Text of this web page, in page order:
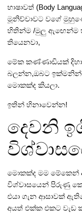
භාෂාවත්‌ (Body
මූනිච්චාවට වගේ
හිතින්ම /මුලු ඇඟෙන්ම
තියෙනවා,
මේක කණ්ණාඩියක්‌ දිහා
බලන්න,ඔබට
මොකක්ද කියලා.
ඉතින්‌ හිනාවෙන්න!
දෙවනි
මොකක්ද මම මේකෙන්‌
විශ්වාසයෙන්‌ පිරුණු
එයා ගැන ආසාවක්‌
අයත්‌ එක්ක එකට වැඩ